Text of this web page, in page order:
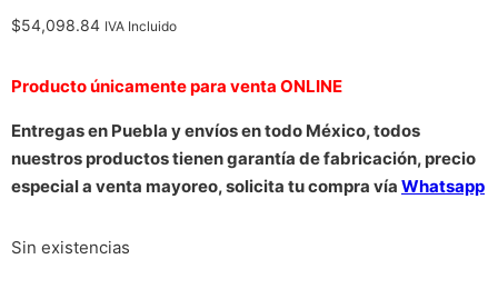
$54,098.84 IVA Incluido
Producto únicamente para venta ONLINE
Entregas en Puebla y envíos en todo México, todos
nuestros productos tienen garantía de fabricación, precio
especial a venta mayoreo, solicita tu compra vía Whatsapp
Sin existencias